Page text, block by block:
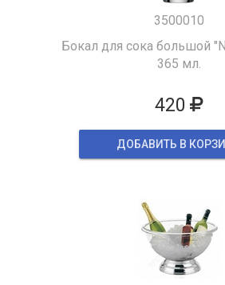
3500010
Бокал для сока большой
365 мл.
420
ДОБАВИТЬ В